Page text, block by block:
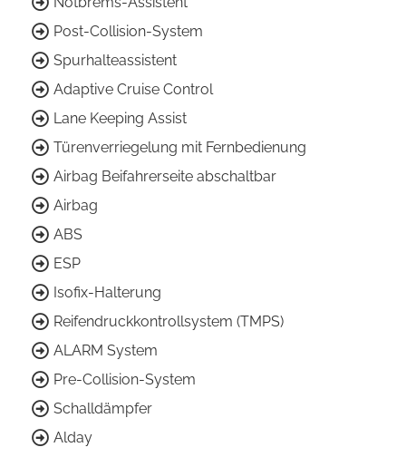
Post-Collision-System
Spurhalteassistent
Adaptive Cruise Control
Lane Keeping Assist
Türenverriegelung mit Fernbedienung
Airbag Beifahrerseite abschaltbar
Airbag
ABS
ESP
Isofix-Halterung
Reifendruckkontrollsystem (TMPS)
ALARM System
Pre-Collision-System
Schalldämpfer
Alday